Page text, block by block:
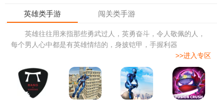
英雄往往用来指那些勇武过人，英勇奋斗，令人敬佩的人，
每个男人心中都是有英雄情结的，身披铠甲，手握利器
>>进入专区